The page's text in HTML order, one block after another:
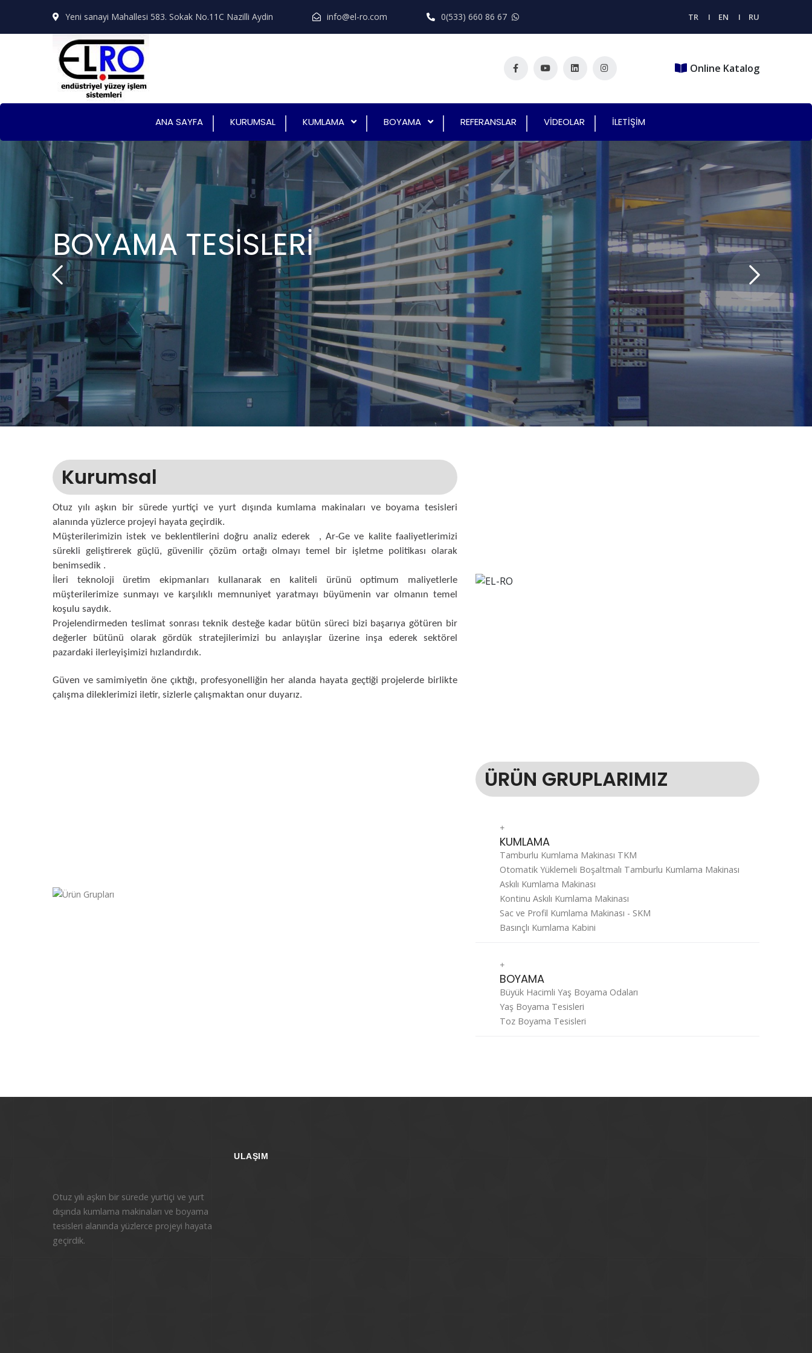
Yeni sanayi Mahallesi 583. Sokak No.11C Nazilli Aydin info@el-ro.com 0(533) 660 86 67 TR EN RU
Online Katalog
ANA SAYFA KURUMSAL KUMLAMA BOYAMA REFERANSLAR VİDEOLAR İLETİŞİM
BOYAMA TESİSLERİ
KUMLAMA MAKİNE VE
TESİSLERİ
Kurumsal
Otuz yılı aşkın bir sürede yurtiçi ve yurt dışında kumlama makinaları ve boyama tesisleri
alanında yüzlerce projeyi hayata geçirdik.
Müşterilerimizin istek ve beklentilerini doğru analiz ederek , Ar-Ge ve kalite faaliyetlerimizi
sürekli geliştirerek güçlü, güvenilir çözüm ortağı olmayı temel bir işletme politikası olarak
benimsedik .
İleri teknoloji üretim ekipmanları kullanarak en kaliteli ürünü optimum maliyetlerle
müşterilerimize sunmayı ve karşılıklı memnuniyet yaratmayı büyümenin var olmanın temel
koşulu saydık.
Projelendirmeden teslimat sonrası teknik desteğe kadar bütün süreci bizi başarıya götüren bir
değerler bütünü olarak gördük stratejilerimizi bu anlayışlar üzerine inşa ederek sektörel
pazardaki ilerleyişimizi hızlandırdık.
Güven ve samimiyetin öne çıktığı, profesyonelliğin her alanda hayata geçtiği projelerde birlikte
çalışma dileklerimizi iletir, sizlerle çalışmaktan onur duyarız.
ÜRÜN GRUPLARIMIZ
+
KUMLAMA
Tamburlu Kumlama Makinası TKM
Otomatik Yüklemeli Boşaltmalı Tamburlu Kumlama Makinası
Askılı Kumlama Makinası
Kontinu Askılı Kumlama Makinası
Sac ve Profil Kumlama Makinası - SKM
Basınçlı Kumlama Kabini
+
BOYAMA
Büyük Hacimli Yaş Boyama Odaları
Yaş Boyama Tesisleri
Toz Boyama Tesisleri
Otuz yılı aşkın bir sürede yurtiçi ve yurt
dışında kumlama makinaları ve boyama
tesisleri alanında yüzlerce projeyi hayata
geçirdik.
ULAŞIM